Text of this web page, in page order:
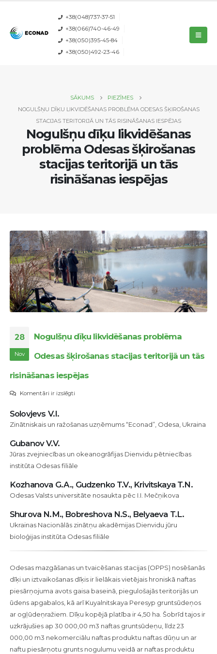
+38(048)737-37-51
+38(066)740-46-49
+38(050)395-45-84
+38(050)492-23-46
SĀKUMS
PIEZĪMES
NOGULŠŅU DĪĶU LIKVIDĒŠANAS PROBLĒMA ODESAS ŠĶIROŠANAS
STACIJAS TERITORIJĀ UN TĀS RISINĀŠANAS IESPĒJAS
Nogulšņu dīķu likvidēšanas
problēma Odesas šķirošanas
stacijas teritorijā un tās
risināšanas iespējas
28
Nov
Nogulšņu dīķu likvidēšanas problēma
Odesas šķirošanas stacijas teritorijā un tās
risināšanas iespējas
Komentāri ir izslēgtiNogulšņu
problēma
šķirošanas
un
tās
iespējas
Solovjevs V.I.
Zinātniskais un ražošanas uzņēmums “Econad”, Odesa, Ukraina
Gubanov V.V.
Jūras zvejniecības un okeanogrāfijas Dienvidu pētniecības
institūta Odesas filiāle
Kozhanova G.A., Gudzenko T.V., Krivitskaya T.N.
Odesas Valsts universitāte nosaukta pēc I.I. Mečņikova
Shurova N.M., Bobreshova N.S., Belyaeva T.L.
Ukrainas Nacionālās zinātņu akadēmijas Dienvidu jūru
bioloģijas institūta Odesas filiāle
Odesas mazgāšanas un tvaicēšanas stacijas (OPPS) nosēšanās
dīķi un iztvaikošanas dīķis ir lielākais vietējais hroniskā naftas
piesārņojuma avots gaisa baseinā, piegulošajās teritorijās un
ūdens apgabalos, kā arī Kuyalnitskaya Peresyp gruntsūdeņos
ar ogļūdeņražiem. Dīķu kopējā platība ir 4,50 ha. Šobrīd tajos ir
uzkrājušies ap 30 000,00 m3 naftas gruntsūdeņu, līdz 23
000,00 m3 nekomerciālu naftas produktu naftas dūņu un ar
naftu piesārņotu grunts nogulumu veidā ar naftas produktu